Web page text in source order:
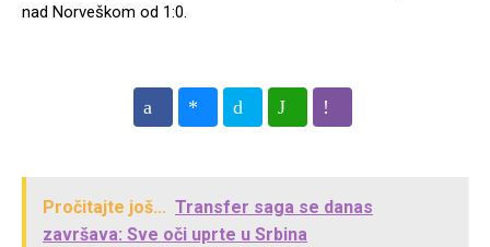
nad Norveškom od 1:0.
Pročitajte još... Transfer saga se danas
završava: Sve oči uprte u Srbina